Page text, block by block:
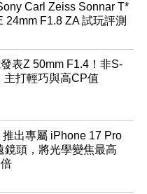
Carl Zeiss Sonnar T*
24mm F1.8 ZA 試玩評測
表Z 50mm F1.4！非S-
主打輕巧與高CP值
推出專屬 iPhone 17 Pro
鏡頭，將光學變焦最高